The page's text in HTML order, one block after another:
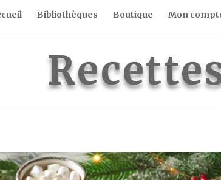
Bibliothèques Boutique Mon